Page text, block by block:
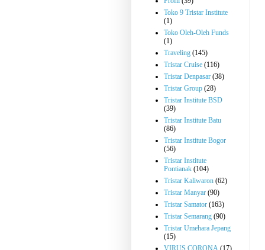
Toko 9 Tristar Institute
(1)
Toko Oleh-Oleh Funds
(1)
Traveling (145)
Tristar Cruise (116)
Tristar Denpasar (38)
Tristar Group (28)
Tristar Institute BSD
(39)
Tristar Institute Batu
(86)
Tristar Institute Bogor
(56)
Tristar Institute
Pontianak (104)
Tristar Kaliwaron (62)
Tristar Manyar (90)
Tristar Samator (163)
Tristar Semarang (90)
Tristar Umehara Jepang
(15)
VIRUS CORONA (17)